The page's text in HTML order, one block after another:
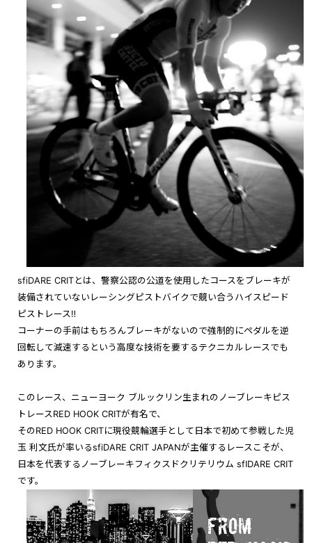
sfiDARE CRITとは、警察公認の公道を使用したコースをブレーキが
装備されていないレーシングピストバイクで競い合うハイスピード
ピストレース‼︎
コーナーの手前はもちろんブレーキがないので強制的にペダルを逆
回転して減速するという高度な技術を要するテクニカルレースでも
あります。
このレース、ニューヨーク ブルックリン生まれのノーブレーキピス
トレースRED HOOK CRITが有名で、
そのRED HOOK CRITに現役競輪選手として日本で初めて参戦した児
玉 利文氏が率いるsfiDARE CRIT JAPANが主催するレースこそが、
日本を代表するノーブレーキフィクスドクリテリウム sfIDARE CRIT
です。